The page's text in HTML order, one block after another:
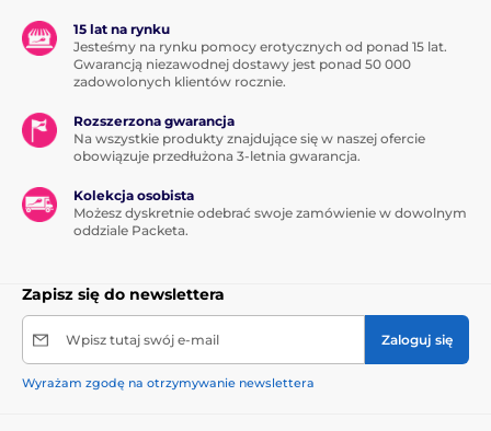
15 lat na rynku
Jesteśmy na rynku pomocy erotycznych od ponad 15 lat.
Gwarancją niezawodnej dostawy jest ponad 50 000
zadowolonych klientów rocznie.
Rozszerzona gwarancja
Na wszystkie produkty znajdujące się w naszej ofercie
obowiązuje przedłużona 3-letnia gwarancja.
Kolekcja osobista
Możesz dyskretnie odebrać swoje zamówienie w dowolnym
oddziale Packeta.
Zapisz się do newslettera
Wpisz tutaj swój e-mail Zaloguj się
Wyrażam zgodę na otrzymywanie newslettera